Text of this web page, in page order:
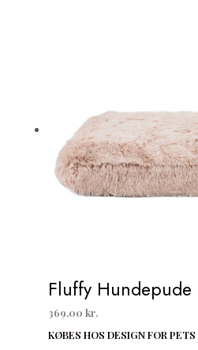
Fluffy
369,00 kr.
KØBES HOS DESIGN FOR PETS